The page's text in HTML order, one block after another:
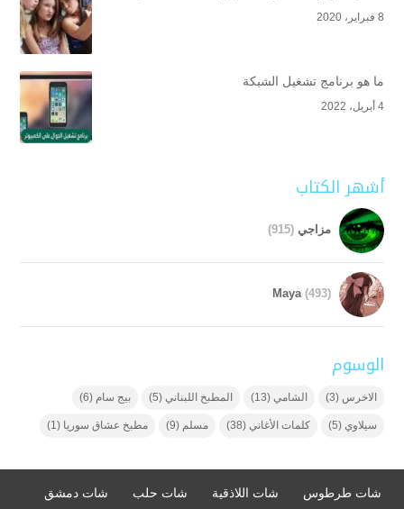
8 فبراير، 2020
ما هو برنامج تشغيل الشبكة
4 أبريل، 2022
أشهر الكتاب
مزاجي (915)
Maya (493)
الوسوم
الاخرس (3) الشامي (13) المطبخ اللبناني (5) بيج سام (6)
سيلاوي (5) كلمات الأغاني (38) مسلم (9) مطبخ عشاق سوريا (1)
شات طرطوس شات اللاذقية شات حلب شات دمشق